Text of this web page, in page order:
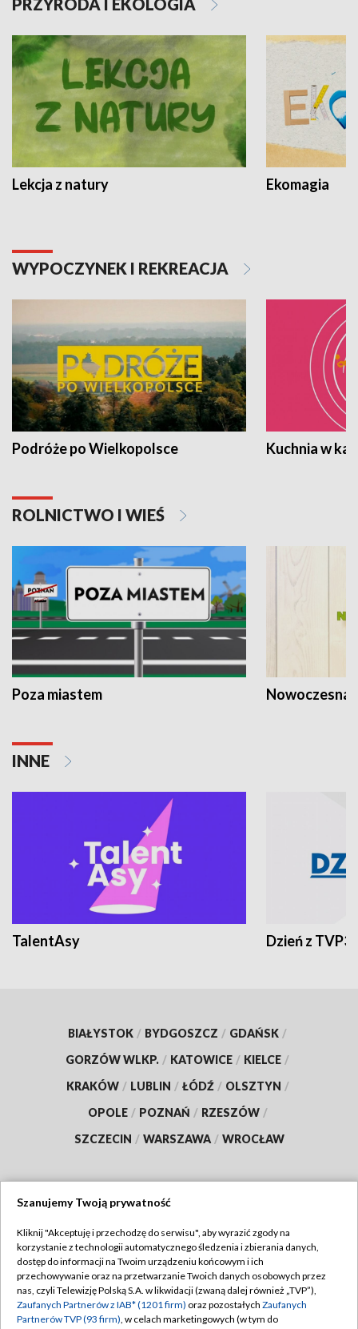
PRZYRODA I EKOLOGIA
Lekcja z natury Ekomagia
WYPOCZYNEK I REKREACJA
Podróże po Wielkopolsce Kuchnia w
ROLNICTWO I WIEŚ
Poza miastem Nowoczesna
INNE
TalentAsy Dzień z TVP3
BIAŁYSTOK / BYDGOSZCZ / GDAŃSK /
GORZÓW WLKP. / KATOWICE / KIELCE /
KRAKÓW / LUBLIN / ŁÓDŹ / OLSZTYN /
OPOLE / POZNAŃ / RZESZÓW /
SZCZECIN / WARSZAWA / WROCŁAW
TVP
Abonament TVP
Emisja w TVP
Regulamin TVP
Polityka prywatności
Szanujemy Twoją prywatność
Kliknij "Akceptuję i przechodzę do serwisu", aby wyrazić zgody na
korzystanie z technologii automatycznego śledzenia i zbierania danych,
dostęp do informacji na Twoim urządzeniu końcowym i ich
przechowywanie oraz na przetwarzanie Twoich danych osobowych przez
nas, czyli Telewizję Polską S.A. w likwidacji (zwaną dalej również „TVP”),
Zaufanych Partnerów z IAB* (1201 firm) oraz pozostałych Zaufanych
Partnerów TVP (93 firm), w celach marketingowych (w tym do